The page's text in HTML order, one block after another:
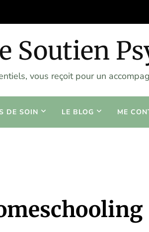
Soutien
vous reçoit pour un
DE SOIN LE BLOG ME